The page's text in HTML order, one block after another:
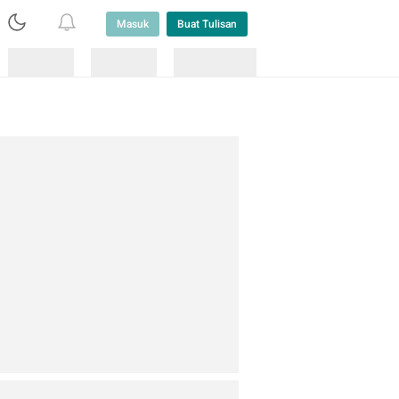
Masuk Buat Tulisan